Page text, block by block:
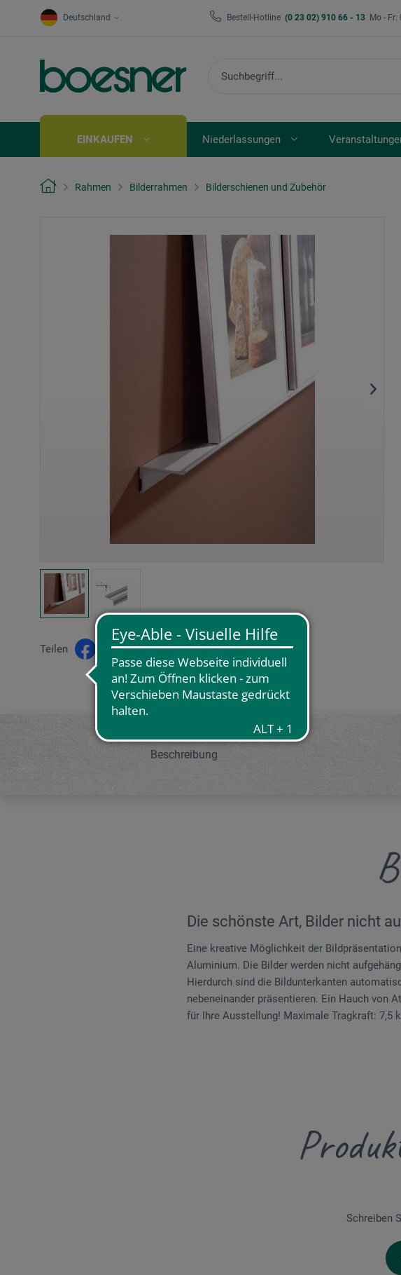
Deutschland Bestell-Hotline (0 23 02) 910 66 - 13 Mo -
EINKAUFEN Niederlassungen
Rahmen Bilderrahmen Bilderschienen und Zubehör
Teilen
Beschreibung
Die schönste Art, Bilder nicht
Eine kreative Möglichkeit der
Aluminium. Die Bilder werden nicht
Hierdurch sind die Bildunterkanten
nebeneinander präsentieren. Ein Hauch von
für Ihre Ausstellung! Maximale Tragkraft: 7,5
Schreiben